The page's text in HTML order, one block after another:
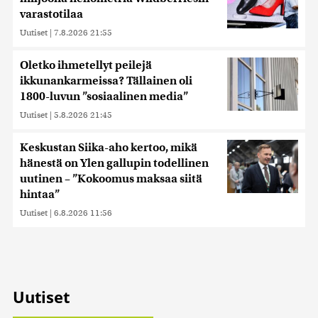
varastotilaa
Uutiset | 7.8.2026 21:55
Oletko ihmetellyt peilejä
ikkunankarmeissa? Tällainen oli
1800-luvun ”sosiaalinen media”
Uutiset | 5.8.2026 21:45
Keskustan Siika-aho kertoo, mikä
hänestä on Ylen gallupin todellinen
uutinen – ”Kokoomus maksaa siitä
hintaa”
Uutiset | 6.8.2026 11:56
Uutiset